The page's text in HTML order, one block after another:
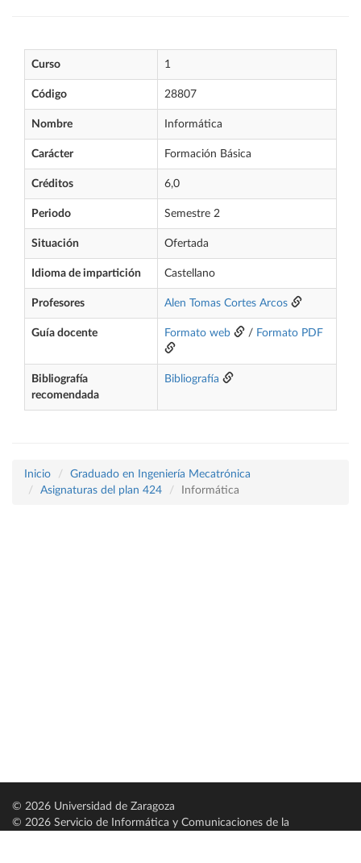
Curso 1
Código 28807
Nombre Informática
Carácter Formación Básica
Créditos 6,0
Periodo Semestre 2
Situación Ofertada
Idioma de impartición Castellano
Profesores Alen Tomas Cortes Arcos
Guía docente Formato web / Formato PDF
Bibliografía
recomendada
Bibliografía
Inicio
Graduado en Ingeniería Mecatrónica
Asignaturas del plan 424
Informática
© 2026 Universidad de Zaragoza
© 2026 Servicio de Informática y Comunicaciones de la